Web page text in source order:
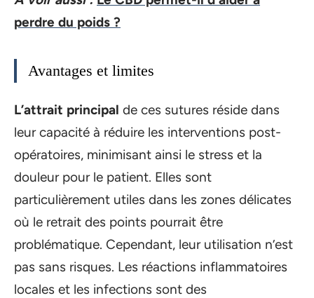
perdre du poids ?
Avantages et limites
L’attrait principal de ces sutures réside dans
leur capacité à réduire les interventions post-
opératoires, minimisant ainsi le stress et la
douleur pour le patient. Elles sont
particulièrement utiles dans les zones délicates
où le retrait des points pourrait être
problématique. Cependant, leur utilisation n’est
pas sans risques. Les réactions inflammatoires
locales et les infections sont des